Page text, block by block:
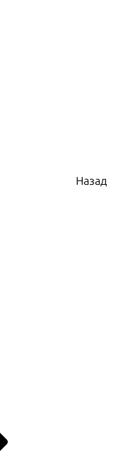
Назад